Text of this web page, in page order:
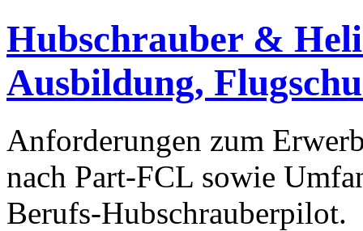
Hubschrauber &
Ausbildung,
Anforderungen zum
nach Part-FCL sowie
Berufs-Hubschrauberpilot.